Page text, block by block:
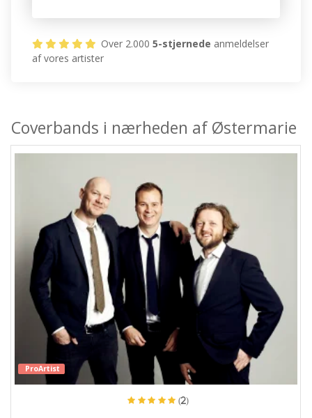
Over 2.0005-stjernede anmeldelser
af vores artister
Coverbands i nærheden af Østermarie
ProArtist
(2)